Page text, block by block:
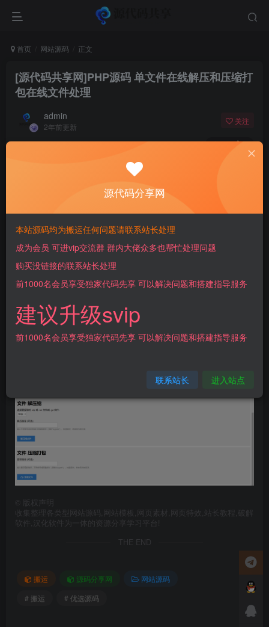
首页 网站源码 正文
[源代码共享网]PHP源码 单文件在线解压和压缩打
包在线文件处理
admin
2年前更新
关注
90 8
此内容为付费阅读，请付费后查看
￥10
会员免费 超级会员免费
[源代码共享网]PHP源码 单文件在线解压和压缩打包在线文
件处理
版权声明
收集整理各类型网站源码,网站模板,网页素材,网页特效,站长教程,破解
软件,汉化软件为一体的资源分享学习平台!
THE END
搬运 源码分享网
网站源码
# 搬运
# 优选源码
源代码分享网
本站源码均为搬运任何问题请联系站长处理
成为会员 可进vip交流群 群内大佬众多也帮忙处理问题
购买没链接的联系站长处理
前1000名会员享受独家代码先享 可以解决问题和搭建指导服务
建议升级svip
前1000名会员享受独家代码先享 可以解决问题和搭建指导服务
联系站长 进入站点